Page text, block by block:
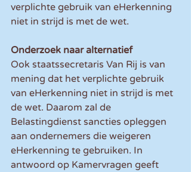
verplichte gebruik van eHerkenning
niet in strijd is met de wet.
Onderzoek naar alternatief
Ook staatssecretaris Van Rij is van
mening dat het verplichte gebruik
van eHerkenning niet in strijd is met
de wet. Daarom zal de
Belastingdienst sancties opleggen
aan ondernemers die weigeren
eHerkenning te gebruiken. In
antwoord op Kamervragen geeft